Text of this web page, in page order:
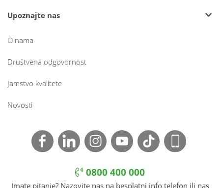
Upoznajte nas
O nama
Društvena odgovornost
Jamstvo kvalitete
Novosti
0800 400 000
Imate pitanje? Nazovite nas na besplatni info telefon ili nas